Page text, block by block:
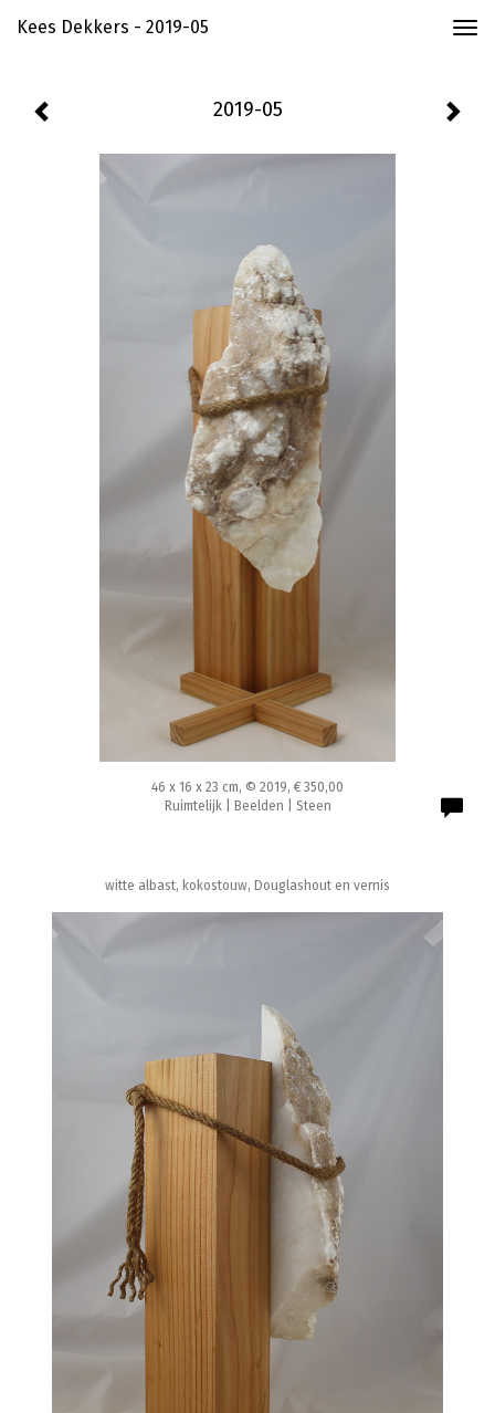
Kees Dekkers - 2019-05
2019-05
46 x 16 x 23 cm, © 2019, € 350,00
Ruimtelijk | Beelden | Steen
witte albast, kokostouw, Douglashout en vernis